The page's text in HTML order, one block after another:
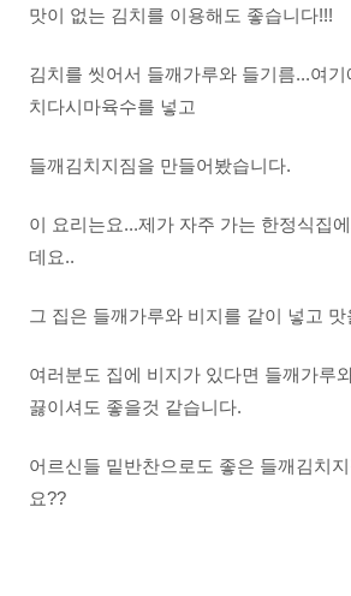
맛이 없는 김치를 이용해도 좋습니다!!!
김치를 씻어서 들깨가루와 들기름...여
치다시마육수를 넣고
들깨김치지짐을 만들어봤습니다.
이 요리는요...제가 자주 가는 한정식집
데요..
그 집은 들깨가루와 비지를 같이 넣고
여러분도 집에 비지가 있다면 들깨가루
끓이셔도 좋을것 같습니다.
어르신들 밑반찬으로도 좋은 들깨김치
요??